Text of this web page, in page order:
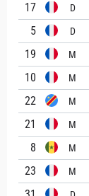
17
D
5
D
19
M
10 M
22
M
21
M
8 M
23 M